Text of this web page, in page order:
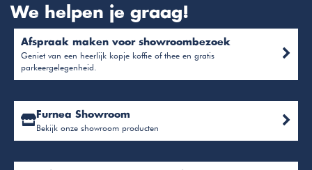
We helpen je graag!
Afspraak maken voor showroombezoek
Geniet van een heerlijk kopje koffie of thee en gratis
parkeergelegenheid.
Furnea Showroom
Bekijk onze showroom producten